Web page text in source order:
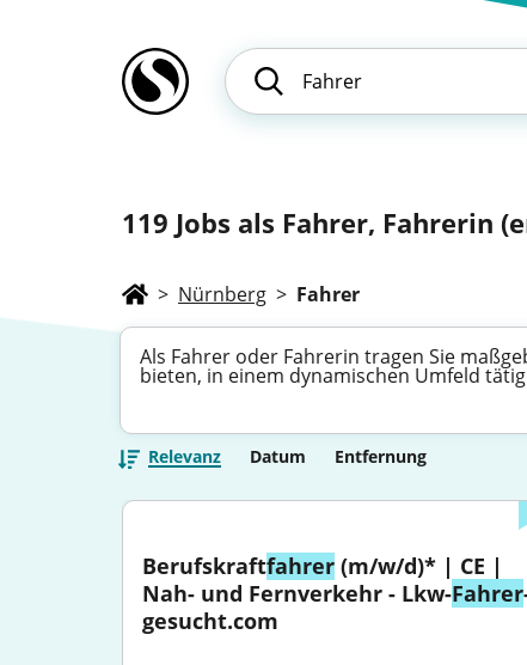
119 Jobs als Fahrer, Fahrerin
> Nürnberg > Fahrer
Als Fahrer oder Fahrerin tragen Sie
bieten, in einem dynamischen Umfeld
Relevanz Datum Entfernung
Berufskraftfahrer (m/w/d)* | CE |
Nah- und Fernverkehr - Lkw-Fahrer
gesucht.com